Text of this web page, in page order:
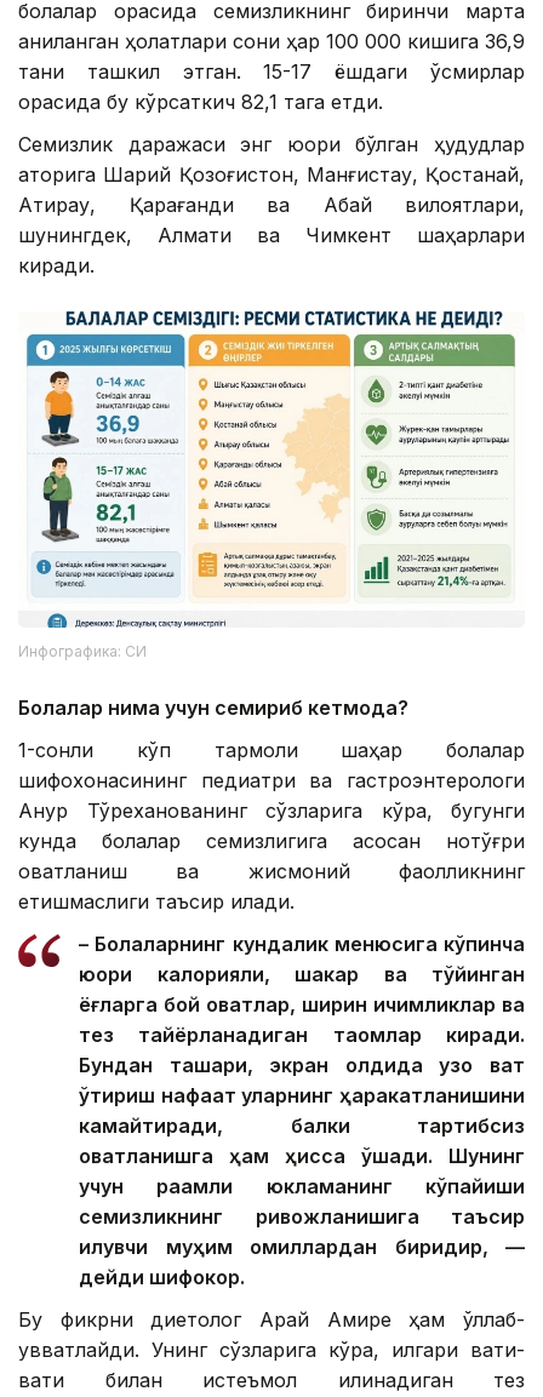
болалар орасида семизликнинг биринчи марта
аниқланган ҳолатлари сони ҳар 100 000 кишига 36,9
тани ташкил этган. 15-17 ёшдаги ўсмирлар
орасида бу кўрсаткич 82,1 тага етди.
Семизлик даражаси энг юқори бўлган ҳудудлар
қаторига Шарқий Қозоғистон, Манғистау, Қостанай,
Атирау, Қарағанди ва Абай вилоятлари,
шунингдек, Алмати ва Чимкент шаҳарлари
киради.
Инфографика: СИ
Болалар нима учун семириб кетмоқда?
1-сонли кўп тармоқли шаҳар болалар
шифохонасининг педиатри ва гастроэнтерологи
Ақнур Тўреханованинг сўзларига кўра, бугунги
кунда болалар семизлигига асосан нотўғри
овқатланиш ва жисмоний фаолликнинг
етишмаслиги таъсир қилади.
– Болаларнинг кундалик менюсига кўпинча
юқори калорияли, шакар ва тўйинган
ёғларга бой овқатлар, ширин ичимликлар ва
тез тайёрланадиган таомлар киради.
Бундан ташқари, экран олдида узоқ вақт
ўтириш нафақат уларнинг ҳаракатланишини
камайтиради, балки тартибсиз
овқатланишга ҳам ҳисса қўшади. Шунинг
учун рақамли юкламанинг кўпайиши
семизликнинг ривожланишига таъсир
қилувчи муҳим омиллардан биридир, —
дейди шифокор.
Бу фикрни диетолог Арай Амире ҳам қўллаб-
қувватлайди. Унинг сўзларига кўра, илгари вақти-
вақти билан истеъмол қилинадиган тез